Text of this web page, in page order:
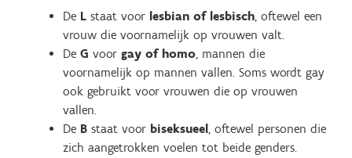
De L staat voor lesbian of lesbisch, oftewel een
vrouw die voornamelijk op vrouwen valt.
De G voor gay of homo, mannen die
voornamelijk op mannen vallen. Soms wordt gay
ook gebruikt voor vrouwen die op vrouwen
vallen.
De B staat voor biseksueel, oftewel personen die
zich aangetrokken voelen tot beide genders.